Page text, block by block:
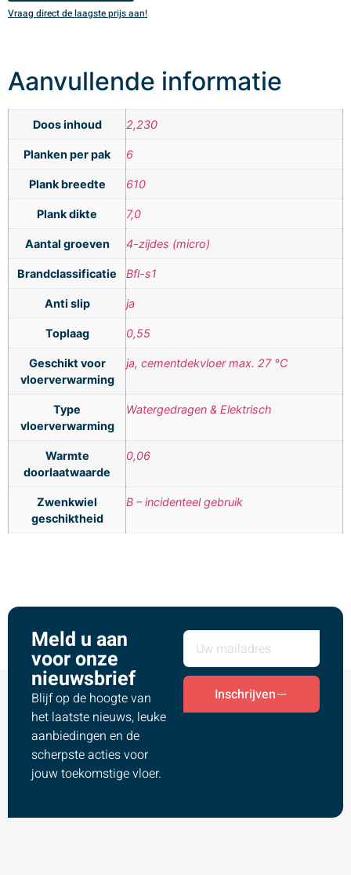
Vraag direct de laagste prijs aan!
Aanvullende informatie
Doos inhoud 2,230
Planken per pak 6
Plank breedte 610
Plank dikte 7,0
Aantal groeven 4-zijdes (micro)
Brandclassificatie Bfl-s1
Anti slip ja
Toplaag 0,55
Geschikt voor
vloerverwarming
ja, cementdekvloer max. 27 °C
Type
vloerverwarming
Watergedragen & Elektrisch
Warmte
doorlaatwaarde
0,06
Zwenkwiel
geschiktheid
B – incidenteel gebruik
Meld u aan
voor onze
nieuwsbrief
Blijf op de hoogte van
het laatste nieuws, leuke
aanbiedingen en de
scherpste acties voor
jouw toekomstige vloer.
Inschrijven